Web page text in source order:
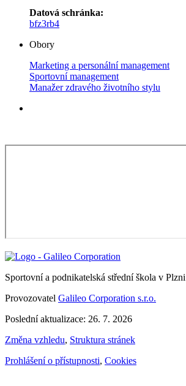
Datová schránka:
bfz3rb4
Obory
Marketing a personální management
Sportovní management
Manažer zdravého životního stylu
Sportovní a podnikatelská střední škola v
Provozovatel Galileo Corporation s.r.o.
Poslední aktualizace: 26. 7. 2026
Změna vzhledu, Struktura stránek
Prohlášení o přístupnosti, Cookies